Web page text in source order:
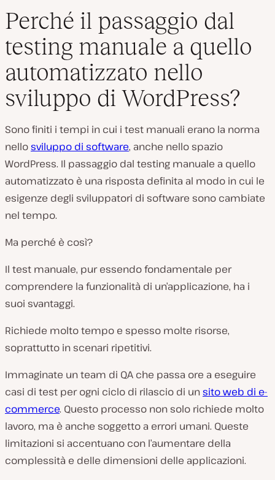
Perché il passaggio dal
testing manuale a quello
automatizzato nello
sviluppo di WordPress?
Sono finiti i tempi in cui i test manuali erano la norma
nellosviluppo di software, anche nello spazio
WordPress. Il passaggio dal testing manuale a quello
automatizzato è una risposta definita al modo in cui le
esigenze degli sviluppatori di software sono cambiate
nel tempo.
Ma perché è così?
Il test manuale, pur essendo fondamentale per
comprendere la funzionalità di un’applicazione, ha i
suoi svantaggi.
Richiede molto tempo e spesso molte risorse,
soprattutto in scenari ripetitivi.
Immaginate un team di QA che passa ore a eseguire
casi di test per ogni ciclo di rilascio di unsito web di e-
commerce. Questo processo non solo richiede molto
lavoro, ma è anche soggetto a errori umani. Queste
limitazioni si accentuano con l’aumentare della
complessità e delle dimensioni delle applicazioni.